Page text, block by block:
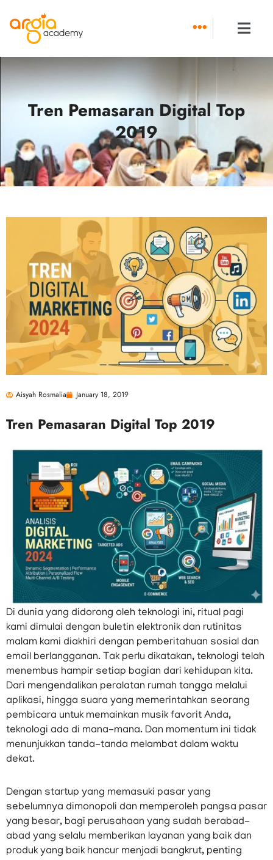
content
Tren Pemasaran Digital Top
2019
Aisyah Rosmalia January 18, 2019
Tren Pemasaran Digital Top 2019
Di dunia yang didorong oleh teknologi ini, ritual pagi
kami dimulai dengan buletin elektronik dan rutinitas
malam kami diakhiri dengan pemberitahuan sosial dan
email berlangganan. Tak perlu dikatakan, teknologi telah
menembus hampir setiap bagian dari kehidupan kita.
Dari mengendalikan peralatan rumah tangga melalui
aplikasi, hingga suara yang memerintahkan seorang
pembicara untuk memainkan musik favorit Anda,
teknologi ada di mana-mana. Dan momentum ini tidak
menunjukkan tanda-tanda melambat dalam waktu
dekat.
Dengan startup yang memasuki pasar yang
sebelumnya dimonopoli dan memperoleh pangsa pasar
yang besar, bagi perusahaan yang sudah berabad-
abad yang selalu memberikan layanan yang baik dan
produk yang baik hancur menjadi bangkrut, penting